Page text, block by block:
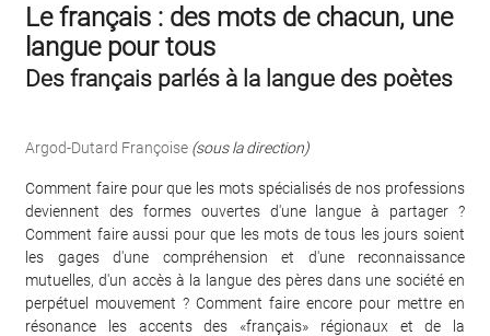
Le français : des mots de chacun, une
langue pour tous
Des français parlés à la langue des poètes
Argod-Dutard Françoise (sous la direction)
Comment faire pour que les mots spécialisés de nos professions
deviennent des formes ouvertes d'une langue à partager ?
Comment faire aussi pour que les mots de tous les jours soient
les gages d'une compréhension et d'une reconnaissance
mutuelles, d'un accès à la langue des pères dans une société en
perpétuel mouvement ? Comment faire encore pour mettre en
résonance les accents des «français» régionaux et de la